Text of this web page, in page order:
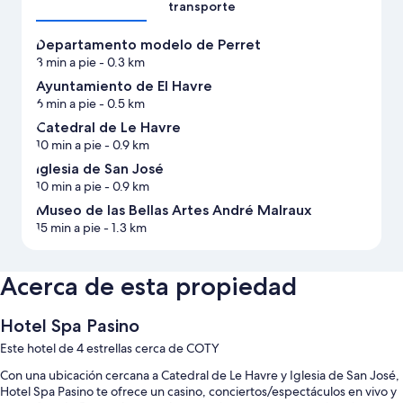
transporte
Departamento modelo de Perret
3 min a pie- 0.3 km
Ayuntamiento de El Havre
6 min a pie- 0.5 km
Catedral de Le Havre
10 min a pie- 0.9 km
Iglesia de San José
10 min a pie- 0.9 km
Museo de las Bellas Artes André Malraux
15 min a pie- 1.3 km
Acerca de esta propiedad
Hotel Spa Pasino
Este hotel de 4 estrellas cerca de COTY
Con una ubicación cercana a Catedral de Le Havre y Iglesia de San José,
Hotel Spa Pasino te ofrece un casino, conciertos/espectáculos en vivo y